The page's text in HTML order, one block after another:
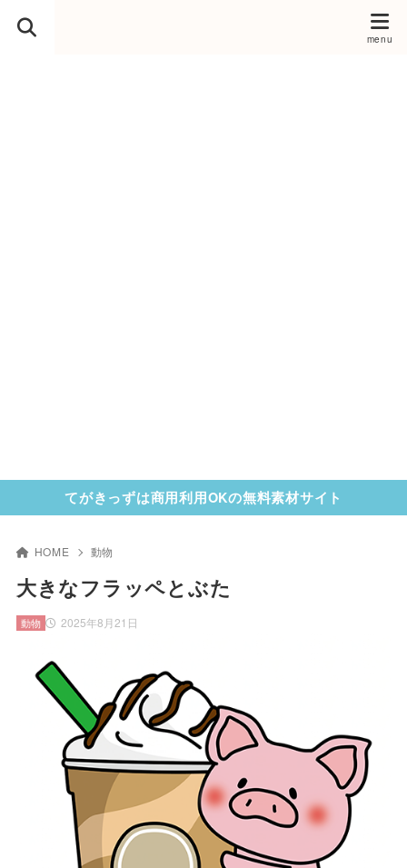
てがきっずは商用利用OKの無料素材サイト
HOME 動物
大きなフラッペとぶた
2025年8月21日
動物